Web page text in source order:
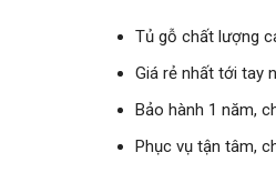
Tủ gỗ chất lượng
Giá rẻ nhất tới tay
Bảo hành 1 năm,
Phục vụ tận tâm,